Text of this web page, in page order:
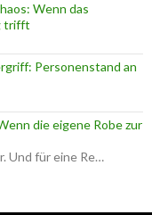
Wenn das
trifft
Personenstand an
die eigene Robe zur
Und für eine Re…